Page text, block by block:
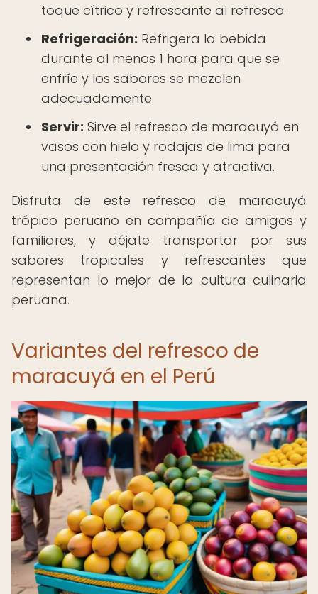
toque cítrico y refrescante al refresco.
Refrigeración: Refrigera la bebida
durante al menos 1 hora para que se
enfríe y los sabores se mezclen
adecuadamente.
Servir: Sirve el refresco de maracuyá en
vasos con hielo y rodajas de lima para
una presentación fresca y atractiva.
Disfruta de este refresco de maracuyá
trópico peruano en compañía de amigos y
familiares, y déjate transportar por sus
sabores tropicales y refrescantes que
representan lo mejor de la cultura culinaria
peruana.
Variantes del refresco de
maracuyá en el Perú